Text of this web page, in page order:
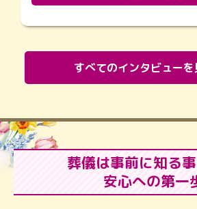
すべてのインタビューを
葬儀は事前に知る
安心への第一